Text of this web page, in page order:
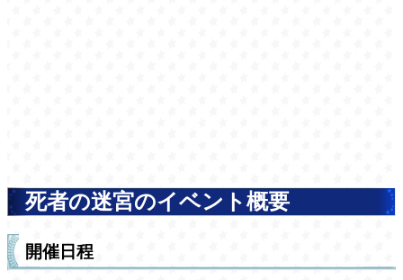
死者の迷宮のイベント概要
開催日程